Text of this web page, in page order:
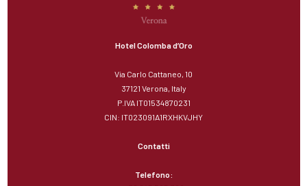
Hotel Colomba d’Oro
Via Carlo Cattaneo, 10
37121 Verona, Italy
P.IVA IT01534870231
CIN: IT023091A1RXHKVJHY
Contatti
Telefono: